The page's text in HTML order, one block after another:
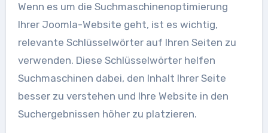
Wenn es um die Suchmaschinenoptimierung
Ihrer Joomla-Website geht, ist es wichtig,
relevante Schlüsselwörter auf Ihren Seiten zu
verwenden. Diese Schlüsselwörter helfen
Suchmaschinen dabei, den Inhalt Ihrer Seite
besser zu verstehen und Ihre Website in den
Suchergebnissen höher zu platzieren.